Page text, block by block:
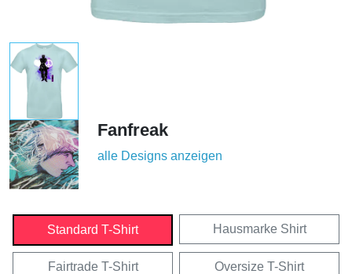
Fanfreak
alle Designs anzeigen
Standard T-Shirt Hausmarke Shirt
Fairtrade T-Shirt Oversize T-Shirt